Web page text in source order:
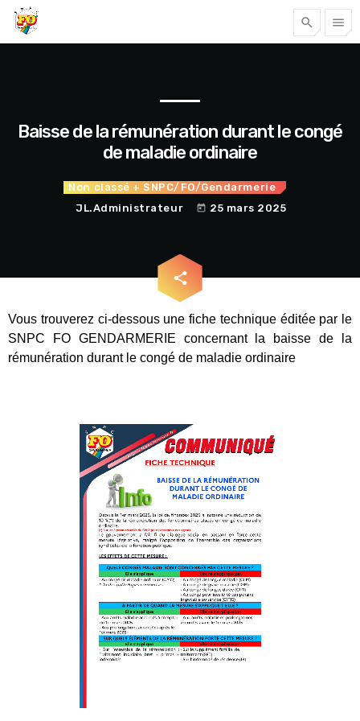
search menu
Accéder
Tous nos journaux
Derniers articles
6 août 2026
Baisse de la rémunération durant le congé
de maladie ordinaire
Non classé + SNPC/FO/Gendarmerie
JL.Administrateur
today 25 mars 2025
share
email
Vous trouverez ci-dessous une fiche technique éditée par le
SNPC FO GENDARMERIE concernant la baisse de la
rémunération durant le congé de maladie ordinaire